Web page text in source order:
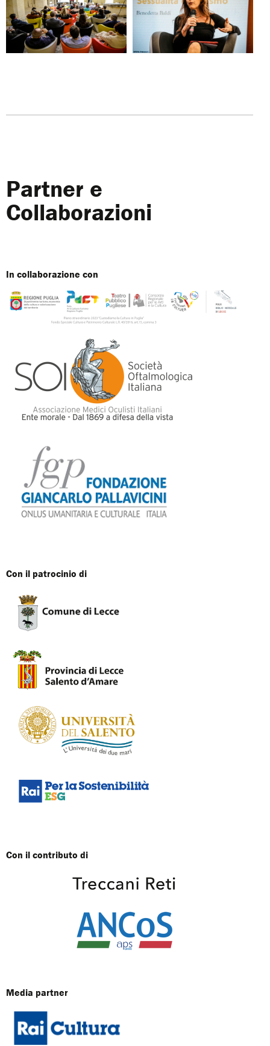
Partner e
Collaborazioni
In collaborazione con
Con il patrocinio di
Con il contributo di
Media partner